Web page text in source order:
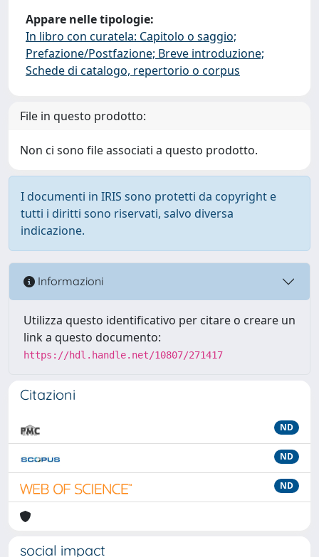
Appare nelle tipologie:
In libro con curatela: Capitolo o saggio;
Prefazione/Postfazione; Breve introduzione;
Schede di catalogo, repertorio o corpus
File in questo prodotto:
Non ci sono file associati a questo prodotto.
I documenti in IRIS sono protetti da copyright e
tutti i diritti sono riservati, salvo diversa
indicazione.
Informazioni
Utilizza questo identificativo per citare o creare un
link a questo documento:
https://hdl.handle.net/10807/271417
Citazioni
ND
ND
ND
social impact